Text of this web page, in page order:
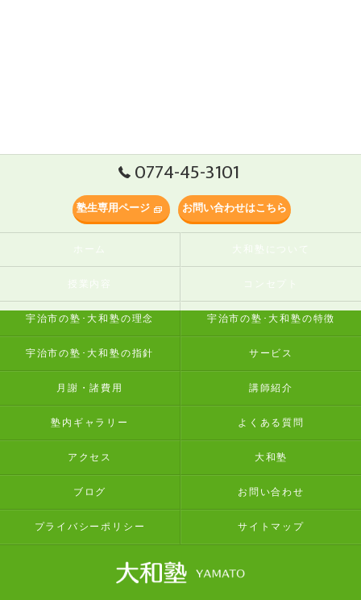
0774-45-3101
塾生専用ページ お問い合わせはこちら
ホーム 大和塾について
授業内容 コンセプト
宇治市の塾･大和塾の理念 宇治市の塾･大和塾の特徴
宇治市の塾･大和塾の指針 サービス
月謝・諸費用 講師紹介
塾内ギャラリー よくある質問
アクセス 大和塾
ブログ お問い合わせ
プライバシーポリシー サイトマップ